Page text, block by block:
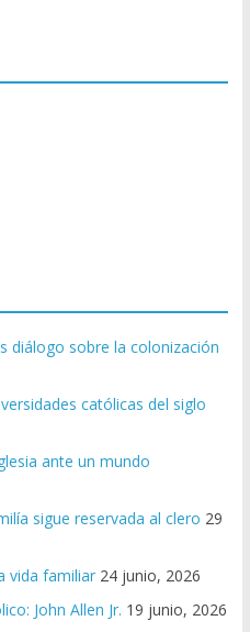
diálogo sobre la colonización
católicas del siglo
ante un mundo
sigue reservada al clero 29
vida familiar 24 junio, 2026
John Allen Jr. 19 junio, 2026